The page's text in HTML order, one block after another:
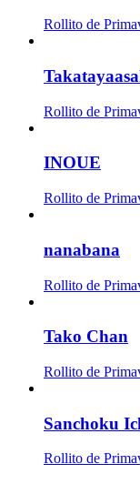
Rollito de
Rollito de
INOUE
Rollito de
nanabana
Rollito de
Tako Chan
Rollito de
Sanchoku
Rollito de